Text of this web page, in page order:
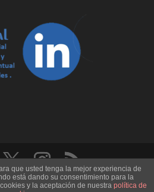
Pueblos de Europa - Record
que usted tenga la mejor experiencia de
está dando su consentimiento para la
y la aceptación de nuestra política de